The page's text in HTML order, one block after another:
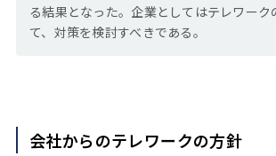
る結果となった。企業としてはテレワーク
て、対策を検討すべきである。
会社からのテレワークの方針